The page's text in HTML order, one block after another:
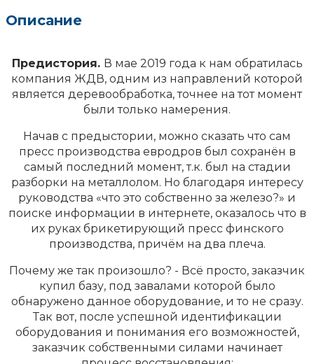
Описание
Предистория. В мае 2019 года к нам обратилась
компания ЖДВ, одним из направлений которой
является деревообработка, точнее на тот момент
были только намерения.
Начав с предыстории, можно сказать что сам
пресс производства евродров был сохранён в
самый последний момент, т.к. был на стадии
разборки на металлолом. Но благодаря интересу
руководства «что это собственно за железо?» и
поиске информации в интернете, оказалось что в
их руках брикетирующий пресс финского
производства, причём на два плеча.
Почему же так произошло? - Всё просто, заказчик
купил базу, под завалами которой было
обнаружено данное оборудование, и то не сразу.
Так вот, после успешной идентификации
оборудования и понимания его возможностей,
заказчик собственными силами начинает